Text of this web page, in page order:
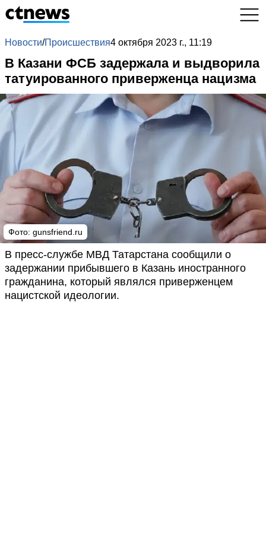
Новости/Происшествия4 октября 2023 г., 11:19
В Казани ФСБ задержала и выдворила
татуированного приверженца нацизма
Фото: gunsfriend.ru
В пресс-службе МВД Татарстана сообщили о
задержании прибывшего в Казань иностранного
гражданина, который являлся приверженцем
нацистской идеологии.